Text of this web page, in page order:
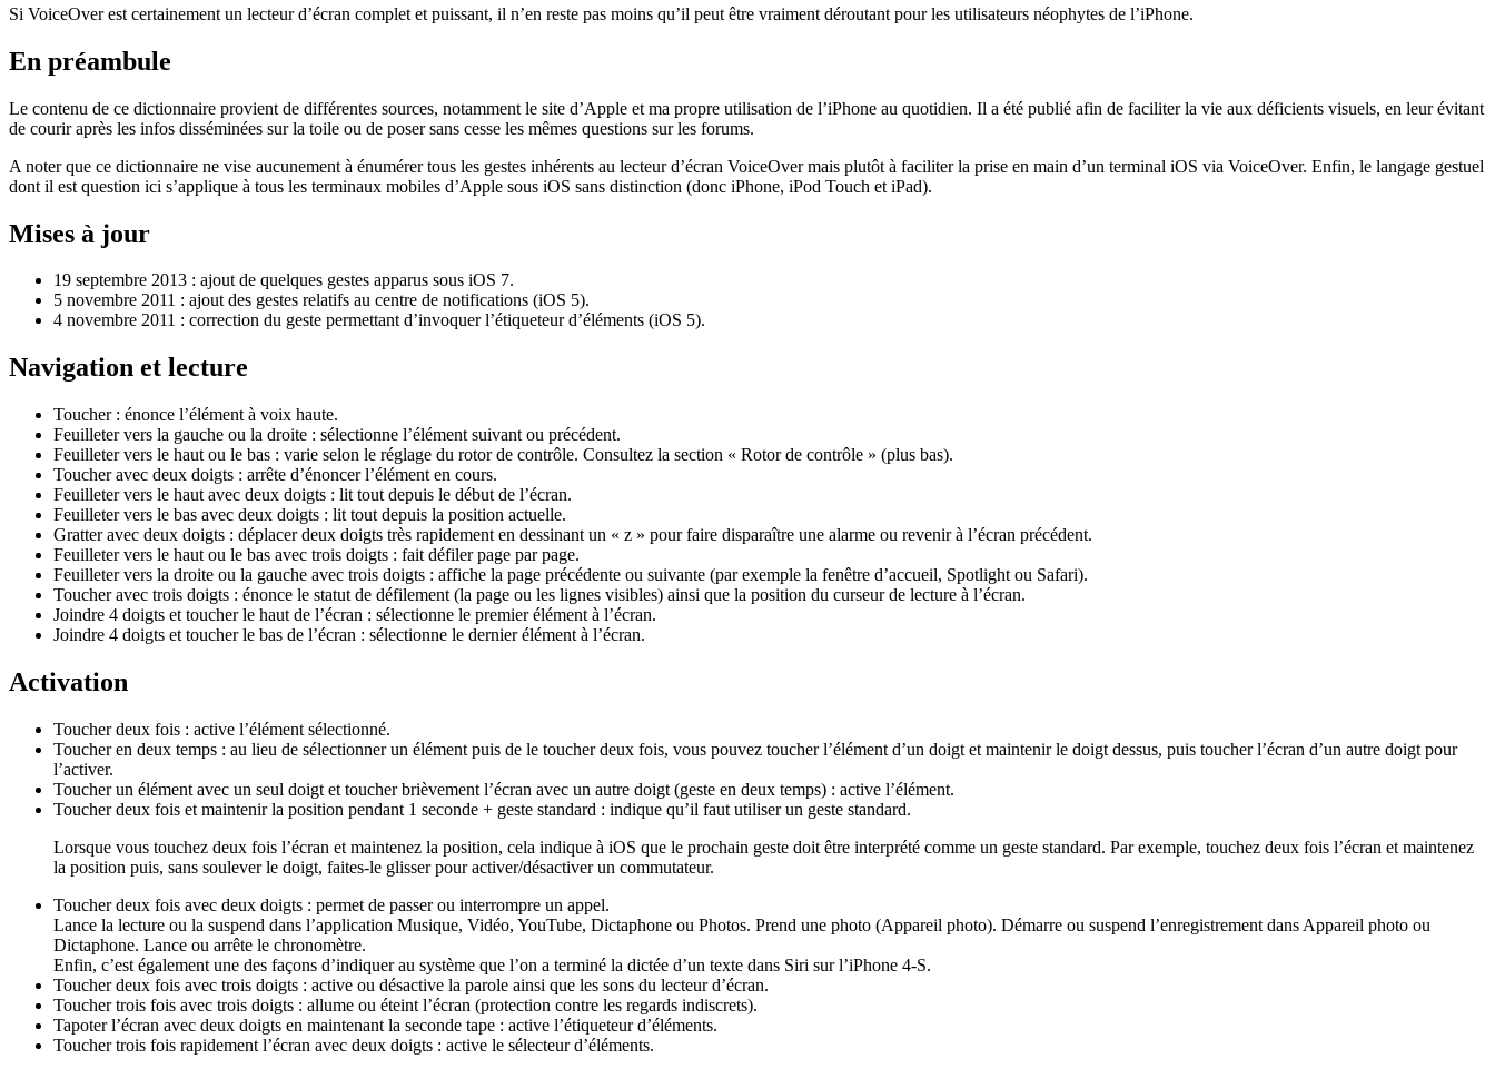
Si VoiceOver est certainement un lecteur d’écran complet et puissant, il n’en reste pas moins qu’il peut être vraiment déroutant pour les utilisateurs néophytes de l’iPhone.
En préambule
Le contenu de ce dictionnaire provient de différentes sources, notamment le site d’Apple et ma propre utilisation de l’iPhone au quotidien. Il a été publié afin de faciliter la vie aux déficients visuels, en leur évitant
de courir après les infos disséminées sur la toile ou de poser sans cesse les mêmes questions sur les forums.
A noter que ce dictionnaire ne vise aucunement à énumérer tous les gestes inhérents au lecteur d’écran VoiceOver mais plutôt à faciliter la prise en main d’un terminal iOS via VoiceOver. Enfin, le langage gestuel
dont il est question ici s’applique à tous les terminaux mobiles d’Apple sous iOS sans distinction (donc iPhone, iPod Touch et iPad).
Mises à jour
19 septembre 2013 : ajout de quelques gestes apparus sous iOS 7.
5 novembre 2011 : ajout des gestes relatifs au centre de notifications (iOS 5).
4 novembre 2011 : correction du geste permettant d’invoquer l’étiqueteur d’éléments (iOS 5).
Navigation et lecture
Toucher : énonce l’élément à voix haute.
Feuilleter vers la gauche ou la droite : sélectionne l’élément suivant ou précédent.
Feuilleter vers le haut ou le bas : varie selon le réglage du rotor de contrôle. Consultez la section « Rotor de contrôle » (plus bas).
Toucher avec deux doigts : arrête d’énoncer l’élément en cours.
Feuilleter vers le haut avec deux doigts : lit tout depuis le début de l’écran.
Feuilleter vers le bas avec deux doigts : lit tout depuis la position actuelle.
Gratter avec deux doigts : déplacer deux doigts très rapidement en dessinant un « z » pour faire disparaître une alarme ou revenir à l’écran précédent.
Feuilleter vers le haut ou le bas avec trois doigts : fait défiler page par page.
Feuilleter vers la droite ou la gauche avec trois doigts : affiche la page précédente ou suivante (par exemple la fenêtre d’accueil, Spotlight ou Safari).
Toucher avec trois doigts : énonce le statut de défilement (la page ou les lignes visibles) ainsi que la position du curseur de lecture à l’écran.
Joindre 4 doigts et toucher le haut de l’écran : sélectionne le premier élément à l’écran.
Joindre 4 doigts et toucher le bas de l’écran : sélectionne le dernier élément à l’écran.
Activation
Toucher deux fois : active l’élément sélectionné.
Toucher en deux temps : au lieu de sélectionner un élément puis de le toucher deux fois, vous pouvez toucher l’élément d’un doigt et maintenir le doigt dessus, puis toucher l’écran d’un autre doigt pour
l’activer.
Toucher un élément avec un seul doigt et toucher brièvement l’écran avec un autre doigt (geste en deux temps) : active l’élément.
Toucher deux fois et maintenir la position pendant 1 seconde + geste standard : indique qu’il faut utiliser un geste standard.
Lorsque vous touchez deux fois l’écran et maintenez la position, cela indique à iOS que le prochain geste doit être interprété comme un geste standard. Par exemple, touchez deux fois l’écran et maintenez
la position puis, sans soulever le doigt, faites-le glisser pour activer/désactiver un commutateur.
Toucher deux fois avec deux doigts : permet de passer ou interrompre un appel.
Lance la lecture ou la suspend dans l’application Musique, Vidéo, YouTube, Dictaphone ou Photos. Prend une photo (Appareil photo). Démarre ou suspend l’enregistrement dans Appareil photo ou
Dictaphone. Lance ou arrête le chronomètre.
Enfin, c’est également une des façons d’indiquer au système que l’on a terminé la dictée d’un texte dans Siri sur l’iPhone 4-S.
Toucher deux fois avec trois doigts : active ou désactive la parole ainsi que les sons du lecteur d’écran.
Toucher trois fois avec trois doigts : allume ou éteint l’écran (protection contre les regards indiscrets).
Tapoter l’écran avec deux doigts en maintenant la seconde tape : active l’étiqueteur d’éléments.
Toucher trois fois rapidement l’écran avec deux doigts : active le sélecteur d’éléments.